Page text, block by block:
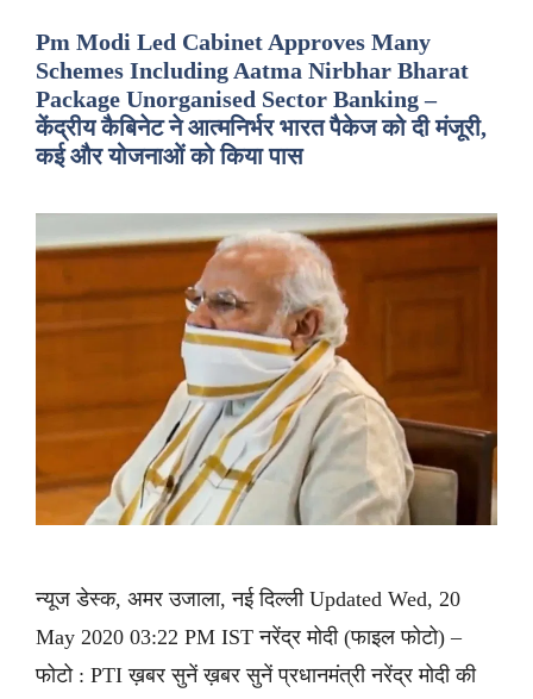
Pm Modi Led Cabinet Approves Many
Schemes Including Aatma Nirbhar Bharat
Package Unorganised Sector Banking –
केंद्रीय कैबिनेट ने आत्मनिर्भर भारत पैकेज को दी मंजूरी,
कई और योजनाओं को किया पास
न्यूज डेस्क, अमर उजाला, नई दिल्ली Updated Wed, 20
May 2020 03:22 PM IST नरेंद्र मोदी (फाइल फोटो) –
फोटो : PTI ख़बर सुनें ख़बर सुनें प्रधानमंत्री नरेंद्र मोदी की